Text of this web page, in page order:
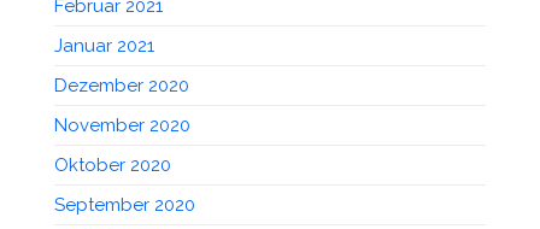
Februar 2021
Januar 2021
Dezember 2020
November 2020
Oktober 2020
September 2020